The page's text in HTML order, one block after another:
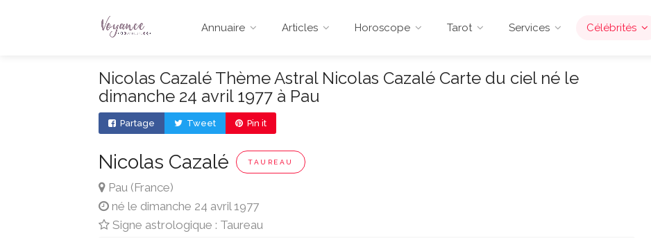
Annuaire Articles Horoscope Tarot Services Célébrités
Nicolas Cazalé Thème Astral Nicolas Cazalé Carte du ciel né le
dimanche 24 avril 1977 à Pau
Partage Tweet Pin it
Nicolas Cazalé TAUREAU
Pau (France)
né le dimanche 24 avril 1977
Signe astrologique : Taureau